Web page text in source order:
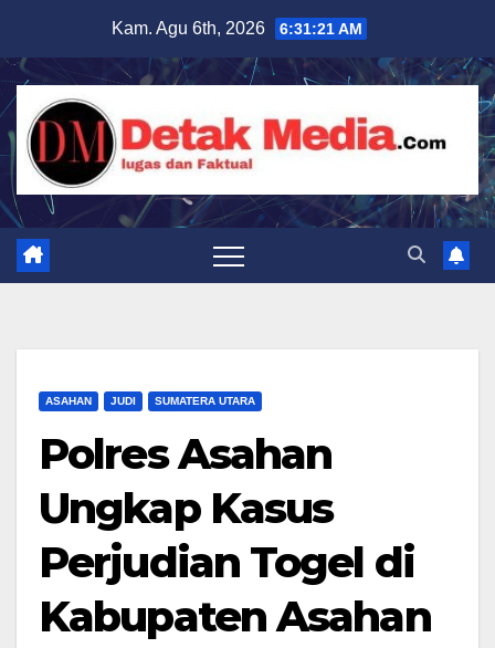
content
Kam. Agu 6th, 2026 6:31:22 AM
ASAHAN JUDI SUMATERA UTARA
Polres Asahan
Ungkap Kasus
Perjudian Togel di
Kabupaten Asahan